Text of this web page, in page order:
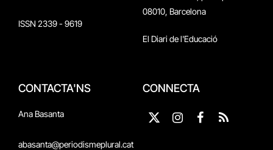
ISSN 2339 - 9619
08010, Barcelona
El Diari de l'Educació
CONTACTA'NS
Ana Basanta
abasanta@periodismeplural.cat
CONNECTA
X
Instagram
Facebook
RSS